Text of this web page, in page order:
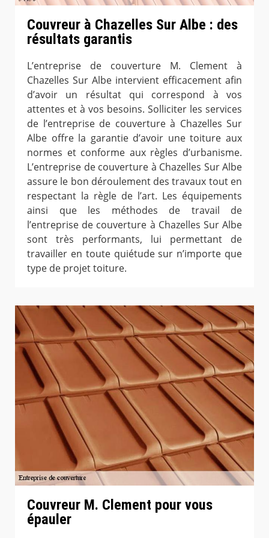
Couvreur à Chazelles Sur Albe : des
résultats garantis
L’entreprise de couverture M. Clement à
Chazelles Sur Albe intervient efficacement afin
d’avoir un résultat qui correspond à vos
attentes et à vos besoins. Solliciter les services
de l’entreprise de couverture à Chazelles Sur
Albe offre la garantie d’avoir une toiture aux
normes et conforme aux règles d’urbanisme.
L’entreprise de couverture à Chazelles Sur Albe
assure le bon déroulement des travaux tout en
respectant la règle de l’art. Les équipements
ainsi que les méthodes de travail de
l’entreprise de couverture à Chazelles Sur Albe
sont très performants, lui permettant de
travailler en toute quiétude sur n’importe que
type de projet toiture.
Couvreur M. Clement pour vous
épauler